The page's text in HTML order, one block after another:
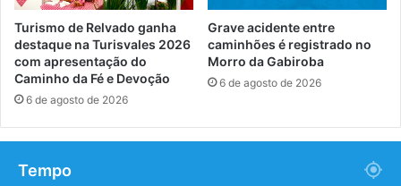
Turismo de Relvado ganha
destaque na Turisvales 2026
com apresentação do
Caminho da Fé e Devoção
6 de agosto de 2026
Grave acidente entre
caminhões é registrado no
Morro da Gabiroba
6 de agosto de 2026
Tempo